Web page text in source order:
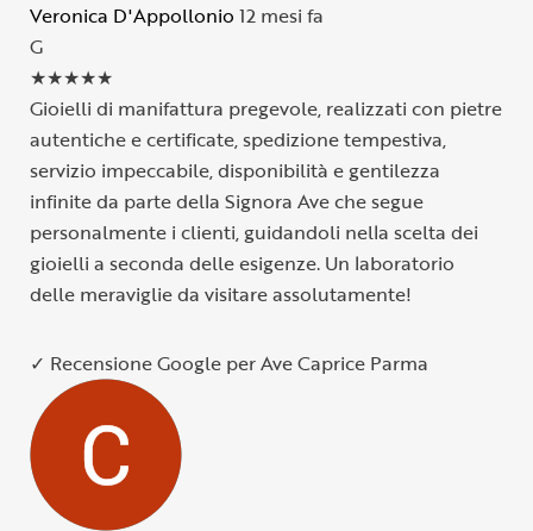
Veronica D'Appollonio 12 mesi fa
G
★★★★★
Gioielli di manifattura pregevole, realizzati con pietre
autentiche e certificate, spedizione tempestiva,
servizio impeccabile, disponibilità e gentilezza
infinite da parte della Signora Ave che segue
personalmente i clienti, guidandoli nella scelta dei
gioielli a seconda delle esigenze. Un laboratorio
delle meraviglie da visitare assolutamente!
✓ Recensione Google per Ave Caprice Parma